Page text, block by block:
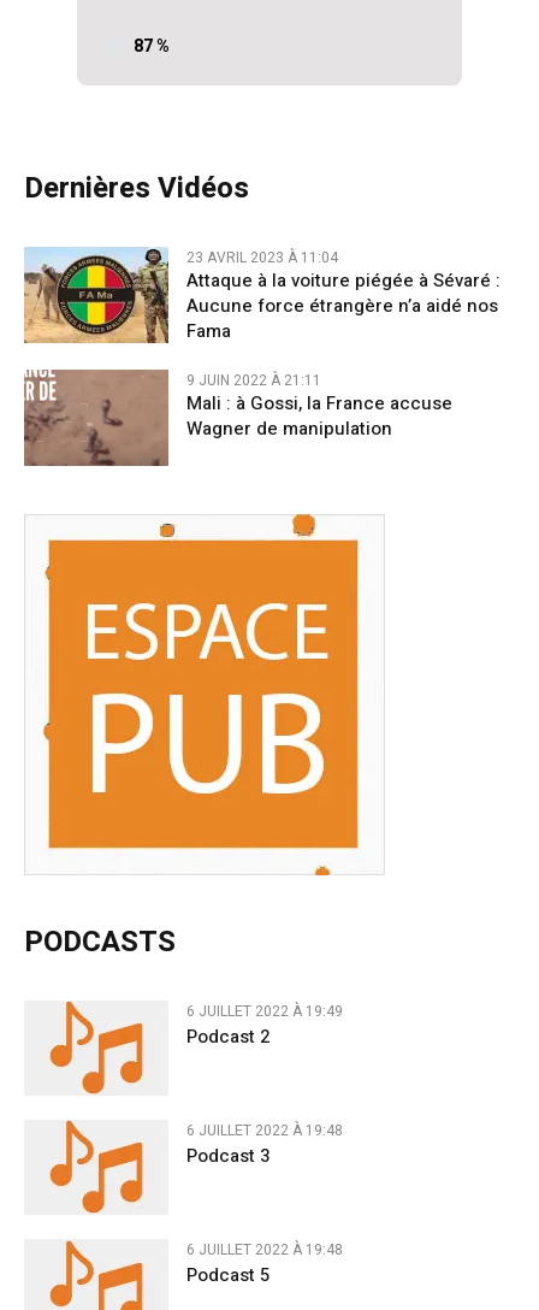
87 %
Dernières Vidéos
23 AVRIL 2023 À 11:04
Attaque à la voiture piégée à Sévaré :
Aucune force étrangère n’a aidé nos
Fama
9 JUIN 2022 À 21:11
Mali : à Gossi, la France accuse
Wagner de manipulation
PODCASTS
6 JUILLET 2022 À 19:49
Podcast 2
6 JUILLET 2022 À 19:48
Podcast 3
6 JUILLET 2022 À 19:48
Podcast 5